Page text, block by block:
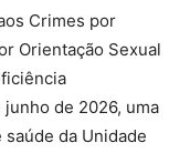
Crimes por
Orientação Sexual
de 2026, uma
da Unidade